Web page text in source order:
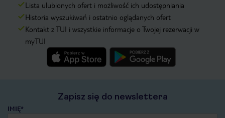
Lista ulubionych ofert i możliwość ich udostępniania
Historia wyszukiwań i ostatnio oglądanych ofert
Kontakt z TUI i wszystkie informacje o Twojej rezerwacji w
myTUI
Zapisz się do newslettera
IMIĘ*